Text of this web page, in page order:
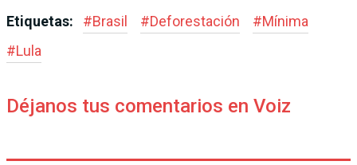
Etiquetas: #Brasil #Deforestación #Mínima
#Lula
Déjanos tus comentarios en Voiz